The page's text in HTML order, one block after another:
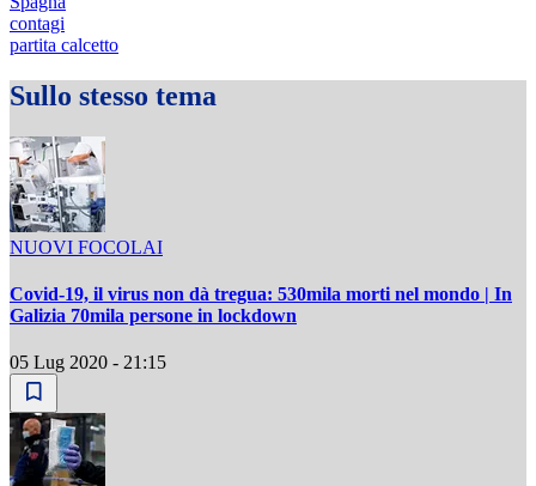
contagi
partita calcetto
Sullo stesso tema
NUOVI FOCOLAI
Covid-19, il virus non dà tregua: 530mila morti nel mondo | In
Galizia 70mila persone in lockdown
05 Lug 2020 - 21:15